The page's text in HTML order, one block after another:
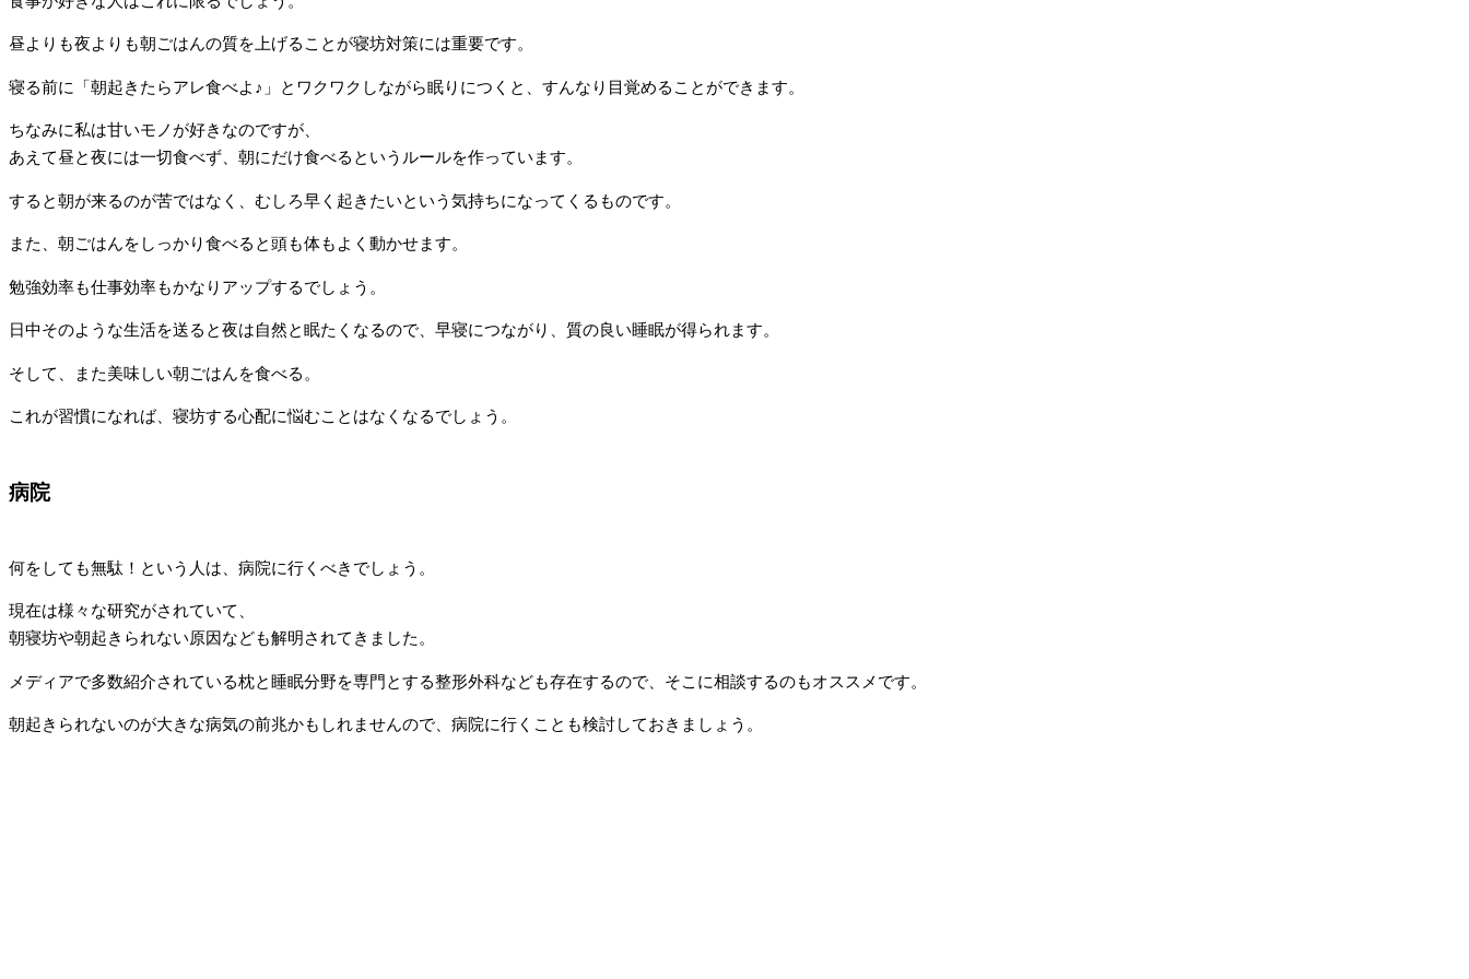
昼よりも夜よりも朝ごはんの質を上げることが寝坊対策には重要です。
寝る前に「朝起きたらアレ食べよ♪」とワクワクしながら眠りにつくと、すんなり目覚めることができます。
ちなみに私は甘いモノが好きなのですが、
あえて昼と夜には一切食べず、朝にだけ食べるというルールを作っています。
すると朝が来るのが苦ではなく、むしろ早く起きたいという気持ちになってくるものです。
また、朝ごはんをしっかり食べると頭も体もよく動かせます。
勉強効率も仕事効率もかなりアップするでしょう。
日中そのような生活を送ると夜は自然と眠たくなるので、早寝につながり、質の良い睡眠が得られます。
そして、また美味しい朝ごはんを食べる。
これが習慣になれば、寝坊する心配に悩むことはなくなるでしょう。
病院
何をしても無駄！という人は、病院に行くべきでしょう。
現在は様々な研究がされていて、
朝寝坊や朝起きられない原因なども解明されてきました。
メディアで多数紹介されている枕と睡眠分野を専門とする整形外科なども存在するので、そこに相談するのもオススメです。
朝起きられないのが大きな病気の前兆かもしれませんので、病院に行くことも検討しておきましょう。